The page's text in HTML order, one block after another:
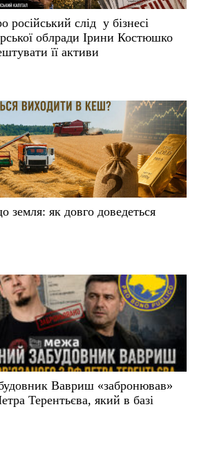
слід у бізнесі
облради Ірини Костюшко
її активи
земля: як довго доведеться
Вавриш «забронював»
Терентьєва, який в базі